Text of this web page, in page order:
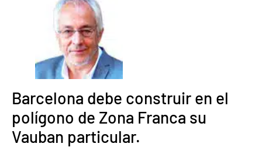
Barcelona debe construir en el
polígono de Zona Franca su
Vauban particular.